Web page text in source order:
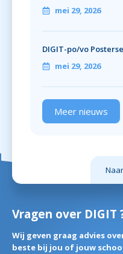
mei 29, 2026
DIGIT-po/vo
mei 29, 2026
Meer nieuws
Vragen over DIGIT
Wij geven graag advies
beste bij jou of jouw